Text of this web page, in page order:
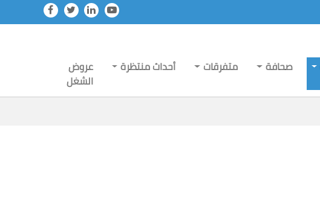
صحافة متفرقات أحداث منتظرة
عروض
الشغل